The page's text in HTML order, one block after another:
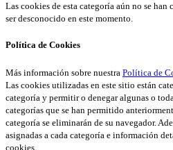
Las cookies de esta categoría aún no se
ser desconocido en este momento.
Política de Cookies
Más información sobre nuestra Política de
Las cookies utilizadas en este sitio están
categoría y permitir o denegar algunas o
categorías que se han permitido
categoría se eliminarán de su navegador.
asignadas a cada categoría e información
cookies.